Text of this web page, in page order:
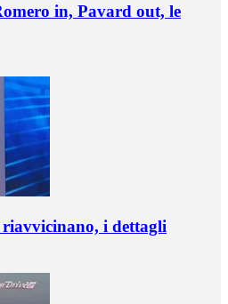
in, Pavard out, le
i dettagli